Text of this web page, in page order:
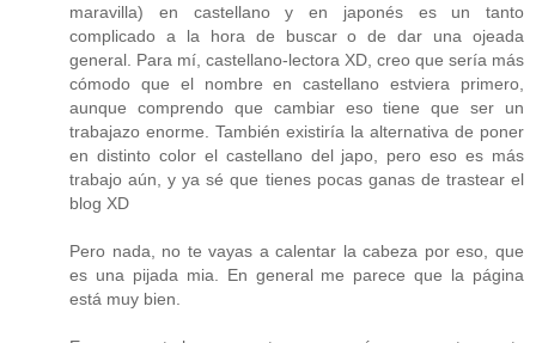
maravilla) en castellano y en japonés es un tanto
complicado a la hora de buscar o de dar una ojeada
general. Para mí, castellano-lectora XD, creo que sería más
cómodo que el nombre en castellano estviera primero,
aunque comprendo que cambiar eso tiene que ser un
trabajazo enorme. También existiría la alternativa de poner
en distinto color el castellano del japo, pero eso es más
trabajo aún, y ya sé que tienes pocas ganas de trastear el
blog XD
Pero nada, no te vayas a calentar la cabeza por eso, que
es una pijada mia. En general me parece que la página
está muy bien.